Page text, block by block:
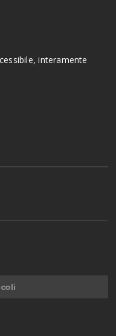
interamente